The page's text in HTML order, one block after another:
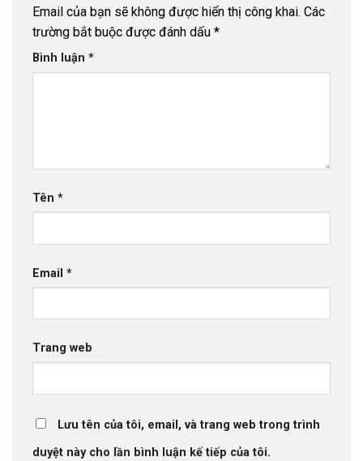
Email của bạn sẽ không được hiển thị công khai. Các
trường bắt buộc được đánh dấu *
Bình luận *
Tên *
Email *
Trang web
Lưu tên của tôi, email, và trang web trong trình
duyệt này cho lần bình luận kế tiếp của tôi.